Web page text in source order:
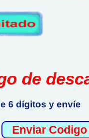
de
6 dígitos y envíe